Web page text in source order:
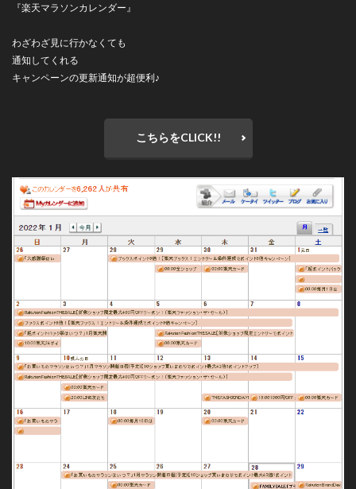
『楽天マラソンカレンダー』
わざわざ見に行かなくても
通知してくれる
キャンペーンの更新通知が超便利♪
こちらをCLICK!!